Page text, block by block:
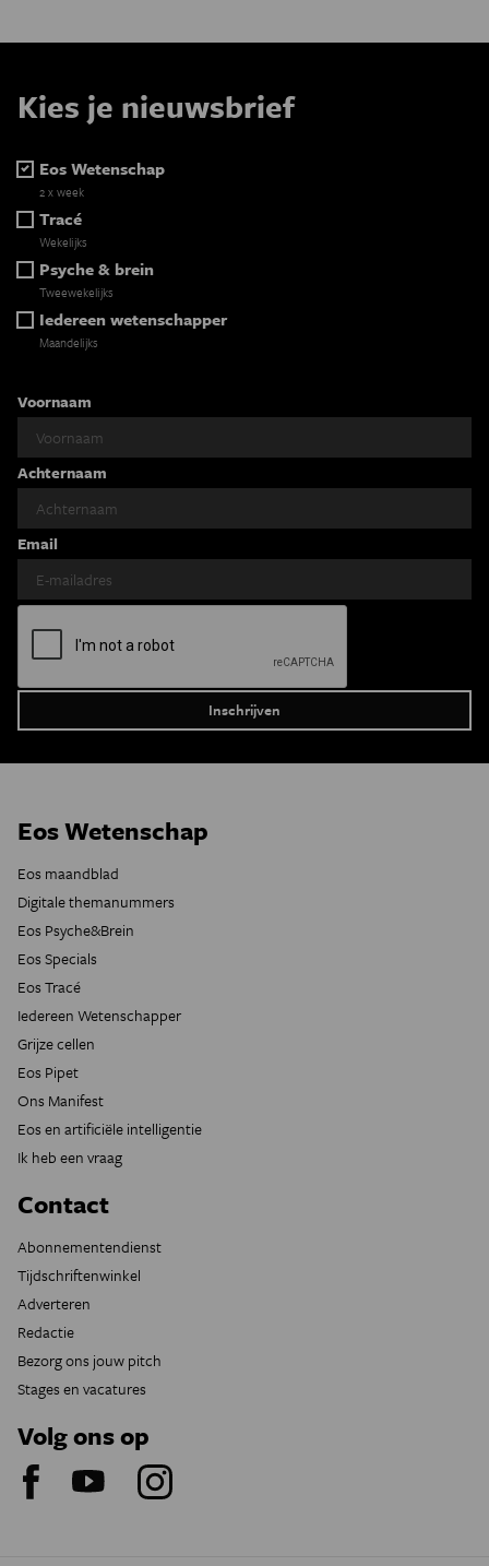
Kies je nieuwsbrief
Eos Wetenschap
2 x week
Tracé
Wekelijks
Psyche & brein
Tweewekelijks
Iedereen wetenschapper
Maandelijks
Voornaam
Achternaam
Email
Eos Wetenschap
Eos maandblad
Digitale themanummers
Eos Psyche&Brein
Eos Specials
Eos Tracé
Iedereen Wetenschapper
Grijze cellen
Eos Pipet
Ons Manifest
Eos en artificiële intelligentie
Ik heb een vraag
Contact
Abonnementendienst
Tijdschriftenwinkel
Adverteren
Redactie
Bezorg ons jouw pitch
Stages en vacatures
Volg ons op